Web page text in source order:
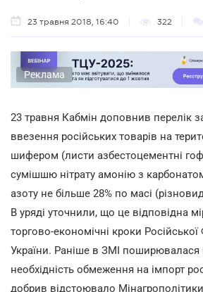
23 травня 2018, 16:40 322
Реклама
23 травня Кабмін доповнив перелік
ввезення російських товарів на
шифером (листи азбестоцементні
сумішшю нітрату амонію з
азоту не більше 28% по масі
В уряді уточнили, що це відповідна
торгово-економічні кроки
України. Раніше в ЗМІ поширювалася
необхідність обмеження на імпорт
добрив відстоювало